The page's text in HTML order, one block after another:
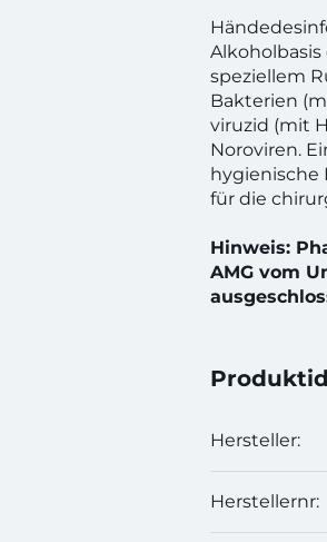
speziellem
Bakterien
viruzid (mit
Noroviren.
hygienische
für die
Hinweis:
AMG vom
Hersteller:
Herstellernr: